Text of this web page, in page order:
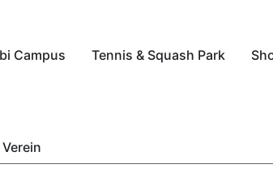
Campus Tennis & Squash Park
Verein